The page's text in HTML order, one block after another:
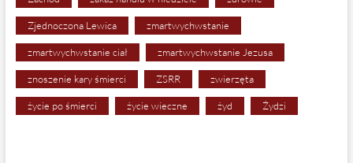
Zjednoczona Lewica zmartwychwstanie
zmartwychwstanie ciał zmartwychwstanie Jezusa
znoszenie kary śmierci ZSRR zwierzęta
życie po śmierci życie wieczne żyd Żydzi